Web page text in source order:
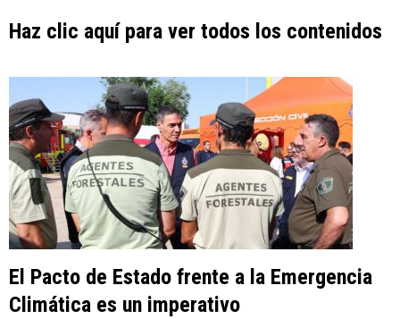
Haz clic aquí para ver todos los contenidos
El Pacto de Estado frente a la Emergencia
Climática es un imperativo